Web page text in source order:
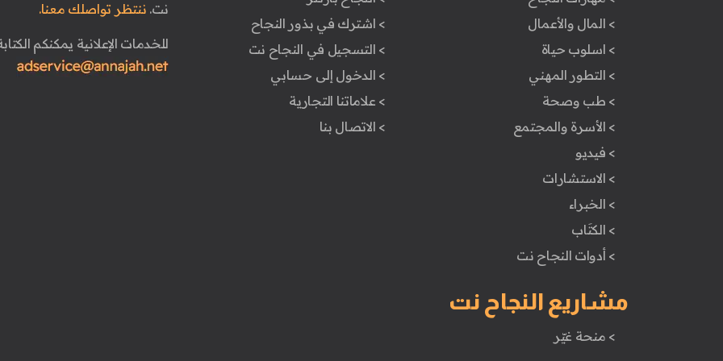
> المال والأعمال
> اسلوب حياة
> التطور المهني
> طب وصحة
> الأسرة والمجتمع
> فيديو
> الاستشارات
> الخبراء
> الكتَاب
> أدوات النجاح نت
مشاريع النجاح نت
> منحة غيّر
> اشترك في بذور النجاح
> التسجيل في النجاح نت
> الدخول إلى حسابي
> علاماتنا التجارية
> الاتصال بنا
نت. ننتظر تواصلك معنا.
للخدمات الإعلانية يمكنكم